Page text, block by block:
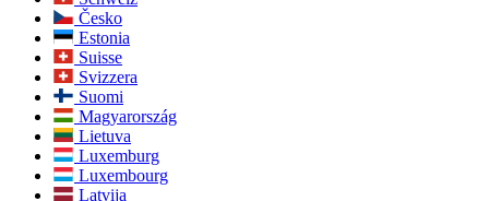
Česko
Estonia
Suisse
Svizzera
Suomi
Magyarország
Lietuva
Luxemburg
Luxembourg
Latvija